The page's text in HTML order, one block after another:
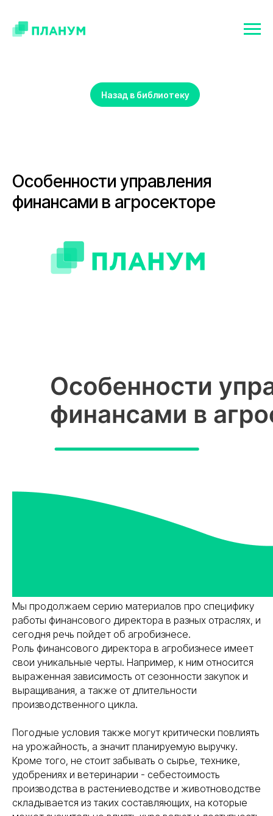
Назад в библиотеку
Особенности управления
финансами в агросекторе
Мы продолжаем серию материалов про специфику
работы финансового директора в разных отраслях, и
сегодня речь пойдет об агробизнесе.
Роль финансового директора в агробизнесе имеет
свои уникальные черты. Например, к ним относится
выраженная зависимость от сезонности закупок и
выращивания, а также от длительности
производственного цикла.
Погодные условия также могут критически повлиять
на урожайность, а значит планируемую выручку.
Кроме того, не стоит забывать о сырье, технике,
удобрениях и ветеринарии - себестоимость
производства в растениеводстве и животноводстве
складывается из таких составляющих, на которые